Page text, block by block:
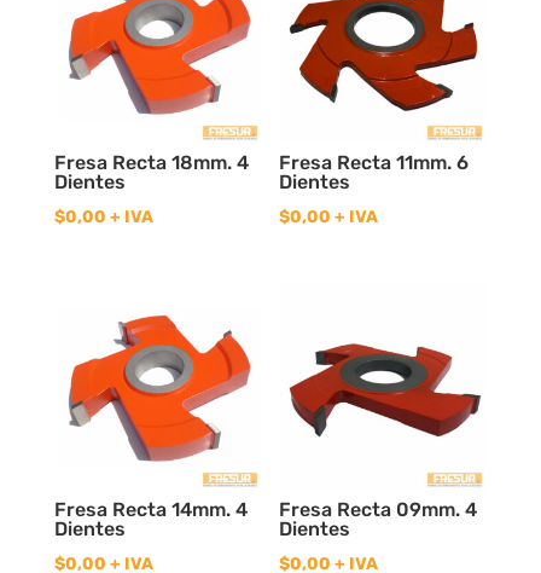
Fresa Recta 18mm. 4
Dientes
$0,00 + IVA
Fresa Recta 11mm. 6
Dientes
$0,00 + IVA
Fresa Recta 14mm. 4
Dientes
$0,00 + IVA
Fresa Recta 09mm. 4
Dientes
$0,00 + IVA